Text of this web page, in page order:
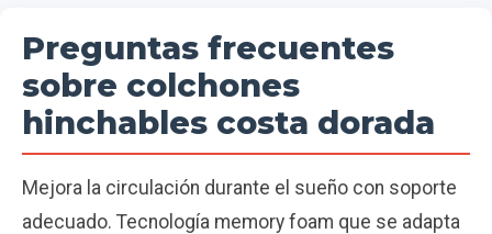
Preguntas frecuentes
sobre colchones
hinchables costa dorada
Mejora la circulación durante el sueño con soporte
adecuado. Tecnología memory foam que se adapta